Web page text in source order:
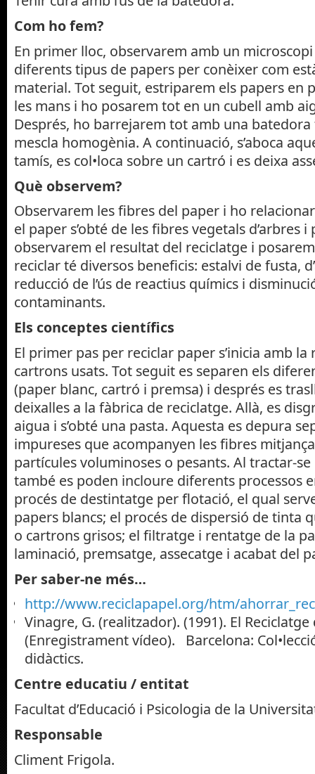
Com ho fem?
En primer lloc, observarem amb un
diferents tipus de papers per conèixer com
material. Tot seguit, estriparem els papers en
les mans i ho posarem tot en un cubell amb
Després, ho barrejarem tot amb una
mescla homogènia. A continuació, s’aboca
tamís, es col•loca sobre un cartró i es deixa
Què observem?
Observarem les fibres del paper i ho
el paper s’obté de les fibres vegetals d’arbres i
observarem el resultat del reciclatge i
reciclar té diversos beneficis: estalvi de fusta,
reducció de l’ús de reactius químics i
contaminants.
Els conceptes científics
El primer pas per reciclar paper s’inicia amb
cartrons usats. Tot seguit es separen els
(paper blanc, cartró i premsa) i després es
deixalles a la fàbrica de reciclatge. Allà, es
aigua i s’obté una pasta. Aquesta es depura
impureses que acompanyen les fibres
partícules voluminoses o pesants. Al tractar-
també es poden incloure diferents processos
procés de destintatge per flotació, el qual
papers blancs; el procés de dispersió de tinta
o cartrons grisos; el filtratge i rentatge de la
laminació, premsatge, assecatge i acabat del
Per saber-ne més…
http://www.reciclapapel.org/htm/
Vinagre, G. (realitzador). (1991). El Reciclatge
(Enregistrament vídeo). Barcelona:
didàctics.
Centre educatiu / entitat
Facultat d’Educació i Psicologia de la
Responsable
Climent Frigola.